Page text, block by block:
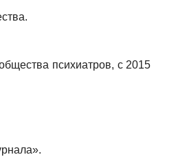
психиатров, с 2015